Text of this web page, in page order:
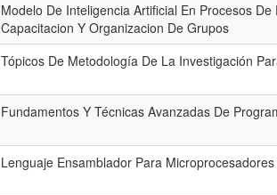
Modelo De Inteligencia Artificial En Procesos
Capacitacion Y Organizacion De Grupos
Tópicos De Metodología De La Investigación
Fundamentos Y Técnicas Avanzadas De
Lenguaje Ensamblador Para Microprocesadores